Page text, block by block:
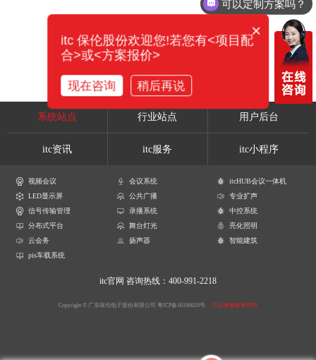
系统站点 行业站点 用户后台
itc资讯 itc服务 itc小程序
视频会议 会议系统
itcHUB会议一体机
LED显示屏
公共广播
专业扩声
信号传输管理
录播系统
中控系统
分布式平台
舞台灯光
亮化照明
云会务
扬声器
智能建筑
pis车载系统
itc官网 咨询热线：400-991-2218
Copyright © 广东保伦电子股份有限公司 粤ICP备16106620号 产品参数解释声明
可以定制方案吗？
×
itc 保伦股份欢迎您!若您有<项目配
合>或<方案报价>
现在咨询 稍后再说